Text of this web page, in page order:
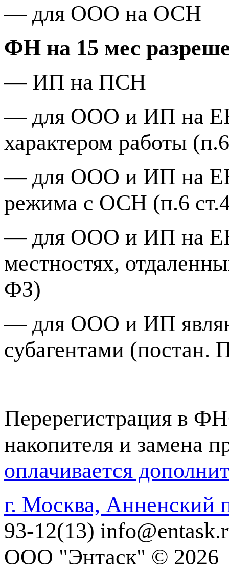
— для ООО на ОСН
ФН на 15 мес
— ИП на ПСН
— для ООО и ИП на
характером работы
— для ООО и ИП на
режима с ОСН (п.6
— для ООО и ИП на
местностях,
ФЗ)
— для ООО и ИП
субагентами (постан.
Перерегистрация в
накопителя и
оплачивается
г. Москва, Анненский
93-12(13)
ООО "Энтаск" © 2026